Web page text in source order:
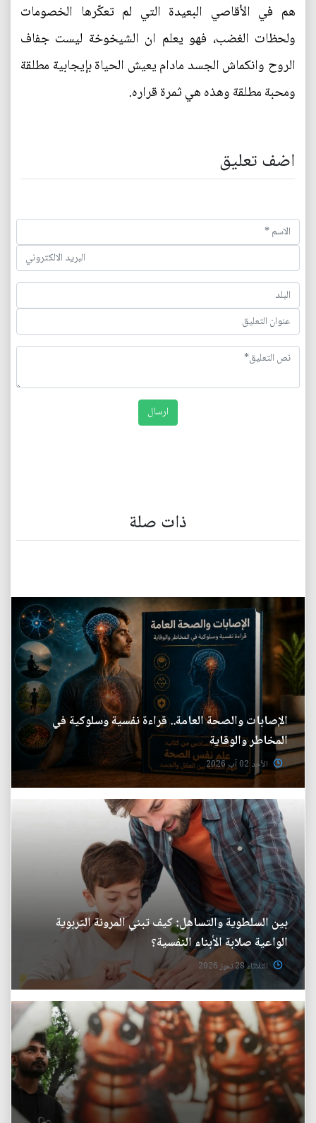
هم في الأقاصي البعيدة التي لم تعكّرها الخصومات
ولحظات الغضب، فهو يعلم ان الشيخوخة ليست جفاف
الروح وانكماش الجسد مادام يعيش الحياة بإيجابية مطلقة
ومحبة مطلقة وهذه هي ثمرة قراره.
اضف تعليق
ذات صلة
الإصابات والصحة العامة.. قراءة نفسية وسلوكية في
المخاطر والوقاية
الأحد 02 آب 2026
بين السلطوية والتساهل: كيف تبني المرونة التربوية
الواعية صلابة الأبناء النفسية؟
الثلاثاء 28 تموز 2026